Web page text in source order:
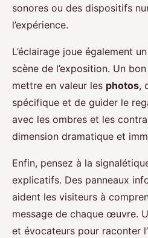
sonores ou des dispositifs
l’expérience.
L’éclairage joue également
scène de l’exposition. Un
mettre en valeur les photos,
spécifique et de guider le
avec les ombres et les
dimension dramatique et
Enfin, pensez à la
explicatifs. Des panneaux
aident les visiteurs à
message de chaque œuvre.
et évocateurs pour raconter l’